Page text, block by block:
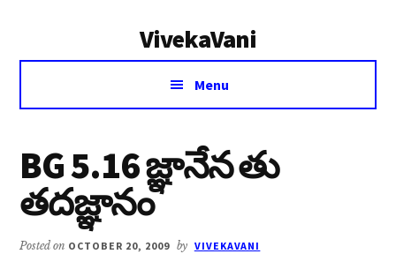
VivekaVani
Voice
Vivekananda
Menu
BG 5.16 జ్ఞానేన తు
తదజ్ఞానం
Posted on OCTOBER 20, 2009 by VIVEKAVANI